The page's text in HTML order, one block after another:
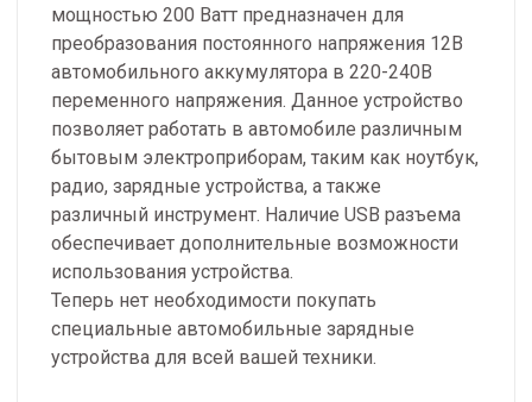
мощностью 200 Ватт предназначен для
преобразования постоянного напряжения 12В
автомобильного аккумулятора в 220-240В
переменного напряжения. Данное устройство
позволяет работать в автомобиле различным
бытовым электроприборам, таким как ноутбук,
радио, зарядные устройства, а также
различный инструмент. Наличие USB разъема
обеспечивает дополнительные возможности
использования устройства.
Теперь нет необходимости покупать
специальные автомобильные зарядные
устройства для всей вашей техники.